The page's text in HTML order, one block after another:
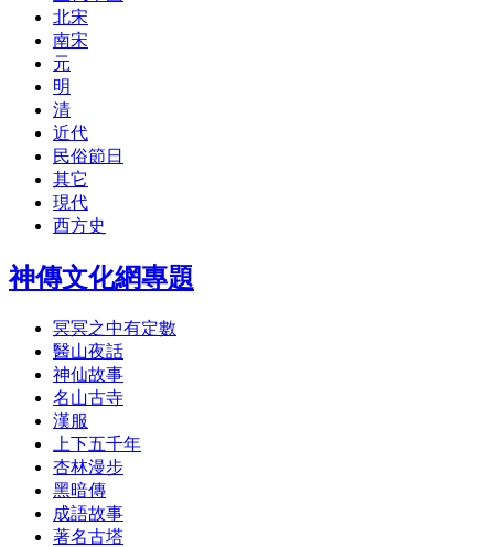
北宋
南宋
元
明
清
近代
民俗節日
其它
現代
西方史
神傳文化網專題
冥冥之中有定數
醫山夜話
神仙故事
名山古寺
漢服
上下五千年
杏林漫步
黑暗傳
成語故事
著名古塔